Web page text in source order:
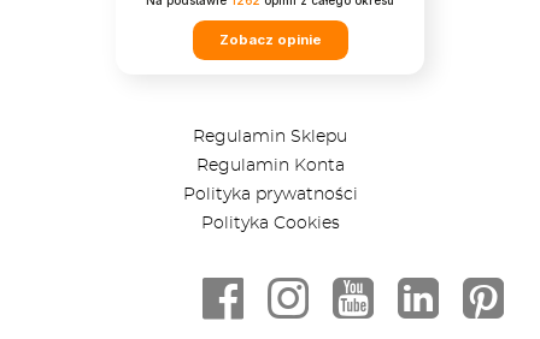
Zobacz opinie
Regulamin Sklepu
Regulamin Konta
Polityka prywatności
Polityka Cookies